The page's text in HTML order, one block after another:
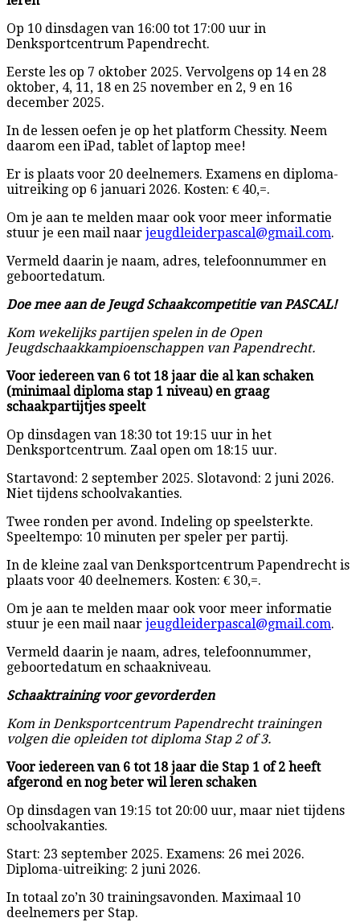
Op 10 dinsdagen van 16:00 tot 17:00 uur in
Denksportcentrum Papendrecht.
Eerste les op 7 oktober 2025. Vervolgens op 14 en 28
oktober, 4, 11, 18 en 25 november en 2, 9 en 16
december 2025.
In de lessen oefen je op het platform Chessity. Neem
daarom een iPad, tablet of laptop mee!
Er is plaats voor 20 deelnemers. Examens en diploma-
uitreiking op 6 januari 2026. Kosten: € 40,=.
Om je aan te melden maar ook voor meer informatie
stuur je een mail naar jeugdleiderpascal@gmail.com.
Vermeld daarin je naam, adres, telefoonnummer en
geboortedatum.
Doe mee aan de Jeugd Schaakcompetitie van PASCAL!
Kom wekelijks partijen spelen in de Open
Jeugdschaakkampioenschappen van Papendrecht.
Voor iedereen van 6 tot 18 jaar die al kan schaken
(minimaal diploma stap 1 niveau) en graag
schaakpartijtjes speelt
Op dinsdagen van 18:30 tot 19:15 uur in het
Denksportcentrum. Zaal open om 18:15 uur.
Startavond: 2 september 2025. Slotavond: 2 juni 2026.
Niet tijdens schoolvakanties.
Twee ronden per avond. Indeling op speelsterkte.
Speeltempo: 10 minuten per speler per partij.
In de kleine zaal van Denksportcentrum Papendrecht is
plaats voor 40 deelnemers. Kosten: € 30,=.
Om je aan te melden maar ook voor meer informatie
stuur je een mail naar jeugdleiderpascal@gmail.com.
Vermeld daarin je naam, adres, telefoonnummer,
geboortedatum en schaakniveau.
Schaaktraining voor gevorderden
Kom in Denksportcentrum Papendrecht trainingen
volgen die opleiden tot diploma Stap 2 of 3.
Voor iedereen van 6 tot 18 jaar die Stap 1 of 2 heeft
afgerond en nog beter wil leren schaken
Op dinsdagen van 19:15 tot 20:00 uur, maar niet tijdens
schoolvakanties.
Start: 23 september 2025. Examens: 26 mei 2026.
Diploma-uitreiking: 2 juni 2026.
In totaal zo’n 30 trainingsavonden. Maximaal 10
deelnemers per Stap.